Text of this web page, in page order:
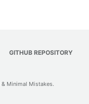
GITHUB REPOSITORY
& Minimal Mistakes.